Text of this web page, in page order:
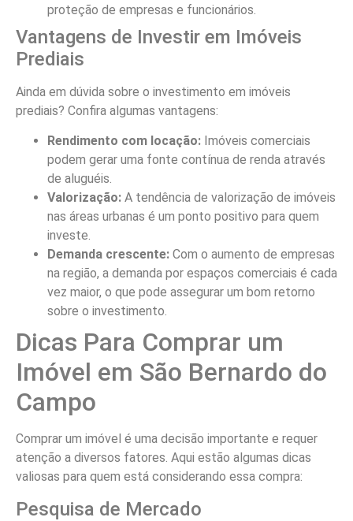
proteção de empresas e funcionários.
Vantagens de Investir em Imóveis
Prediais
Ainda em dúvida sobre o investimento em imóveis
prediais? Confira algumas vantagens:
Rendimento com locação: Imóveis comerciais
podem gerar uma fonte contínua de renda através
de aluguéis.
Valorização: A tendência de valorização de imóveis
nas áreas urbanas é um ponto positivo para quem
investe.
Demanda crescente: Com o aumento de empresas
na região, a demanda por espaços comerciais é cada
vez maior, o que pode assegurar um bom retorno
sobre o investimento.
Dicas Para Comprar um
Imóvel em São Bernardo do
Campo
Comprar um imóvel é uma decisão importante e requer
atenção a diversos fatores. Aqui estão algumas dicas
valiosas para quem está considerando essa compra:
Pesquisa de Mercado